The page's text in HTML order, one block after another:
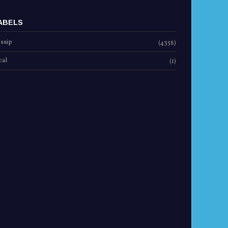
(4358)
(1)